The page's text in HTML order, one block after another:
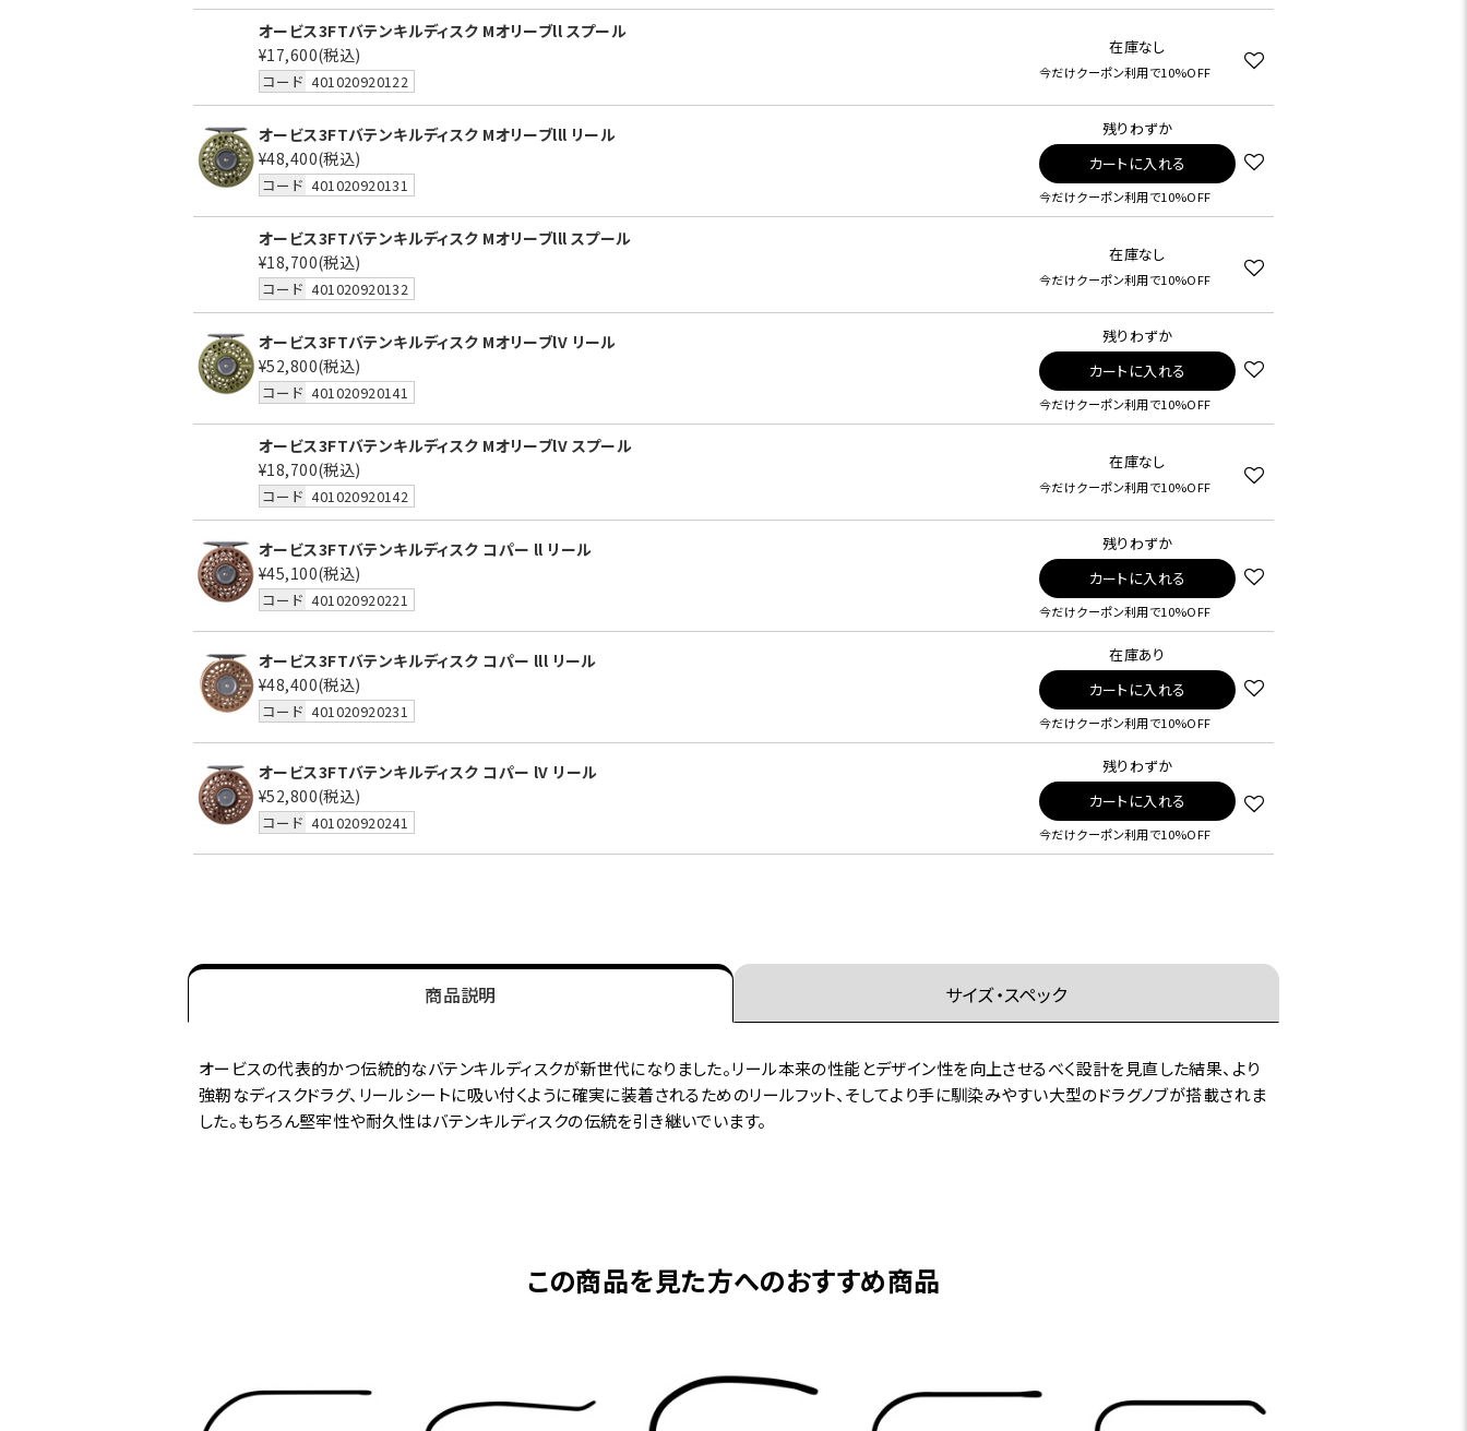
オービス3FTバテンキルディスク Mオリーブll スプール
¥17,600(税込)
コード 401020920122
在庫なし
今だけクーポン利用で10%OFF
オービス3FTバテンキルディスク Mオリーブlll リール
¥48,400(税込)
コード 401020920131
残りわずか
カートに入れる
今だけクーポン利用で10%OFF
オービス3FTバテンキルディスク Mオリーブlll スプール
¥18,700(税込)
コード 401020920132
在庫なし
今だけクーポン利用で10%OFF
オービス3FTバテンキルディスク MオリーブlV リール
¥52,800(税込)
コード 401020920141
残りわずか
カートに入れる
今だけクーポン利用で10%OFF
オービス3FTバテンキルディスク MオリーブlV スプール
¥18,700(税込)
コード 401020920142
在庫なし
今だけクーポン利用で10%OFF
オービス3FTバテンキルディスク コパー ll リール
¥45,100(税込)
コード 401020920221
残りわずか
カートに入れる
今だけクーポン利用で10%OFF
オービス3FTバテンキルディスク コパー lll リール
¥48,400(税込)
コード 401020920231
在庫あり
カートに入れる
今だけクーポン利用で10%OFF
オービス3FTバテンキルディスク コパー lV リール
¥52,800(税込)
コード 401020920241
残りわずか
カートに入れる
今だけクーポン利用で10%OFF
商品説明 サイズ・スペック
オービスの代表的かつ伝統的なバテンキルディスクが新世代になりました。リール本来の性能とデザイン性を向上させるべく設計を見直した結果、より
強靭なディスクドラグ、リールシートに吸い付くように確実に装着されるためのリールフット、そしてより手に馴染みやすい大型のドラグノブが搭載されま
した。もちろん堅牢性や耐久性はバテンキルディスクの伝統を引き継いでいます。
この商品を見た方へのおすすめ商品